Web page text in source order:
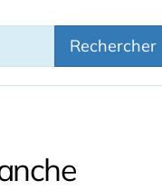
Rechercher